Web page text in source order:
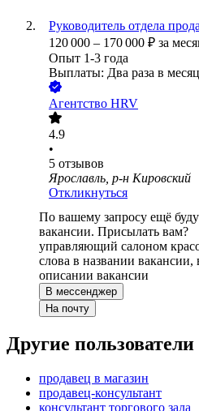
Руководитель отдела
120 000 – 170 000 ₽ за
Опыт 1-3 года
Выплаты: Два раза в месяц
Агентство HRV
4.9
•
5 отзывов
Ярославль, р-н Кировский
Откликнуться
По вашему запросу ещё
вакансии. Присылать вам?
управляющий салоном
слова в названии
описании вакансии
В мессенджер
На почту
Другие
продавец в магазин
продавец-консультант
консультант торгового зала